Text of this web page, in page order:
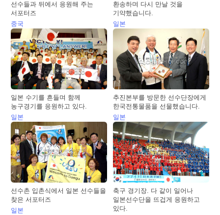
선수들과 뒤에서 응원해 주는
서포터즈
중국
환송하며 다시 만날 것을
기약했습니다.
일본
일본 수기를 흔들며 함께
농구경기를 응원하고 있다.
일본
추진본부를 방문한 선수단장에게
한국전통물품을 선물했습니다.
일본
선수촌 입촌식에서 일본 선수들을
찾은 서포터즈
일본
축구 경기장. 다 같이 일어나
일본선수단을 뜨겁게 응원하고
있다.